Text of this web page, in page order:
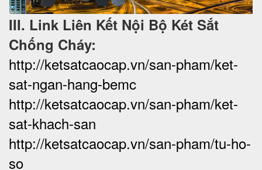
III. Link Liên Kết Nội Bộ Két Sắt
Chống Cháy:
http://ketsatcaocap.vn/san-pham/ket-
sat-ngan-hang-bemc
http://ketsatcaocap.vn/san-pham/ket-
sat-khach-san
http://ketsatcaocap.vn/san-pham/tu-ho-
so